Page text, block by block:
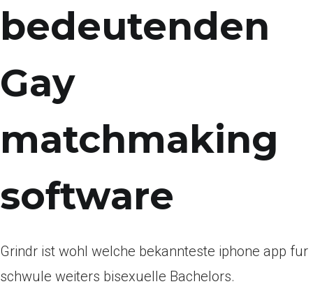
bedeutenden
Gay
matchmaking
software
Grindr ist wohl welche bekannteste iphone app fur
schwule weiters bisexuelle Bachelors.